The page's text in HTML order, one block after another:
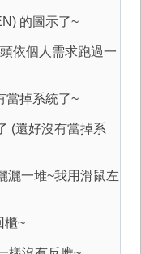
的圖示了~
依個人需求跑過一
當掉系統了~
(還好沒有當掉系
灑一堆~我用滑鼠左
櫃~